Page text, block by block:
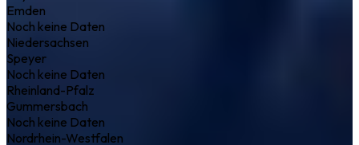
Emden
Noch keine Daten
Niedersachsen
Speyer
Noch keine Daten
Rheinland-Pfalz
Gummersbach
Noch keine Daten
Nordrhein-Westfalen